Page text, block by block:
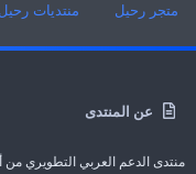
عن المنتدى
منتدى الدعم العربي التطويري من
متجر رحيل منتديات رحيل